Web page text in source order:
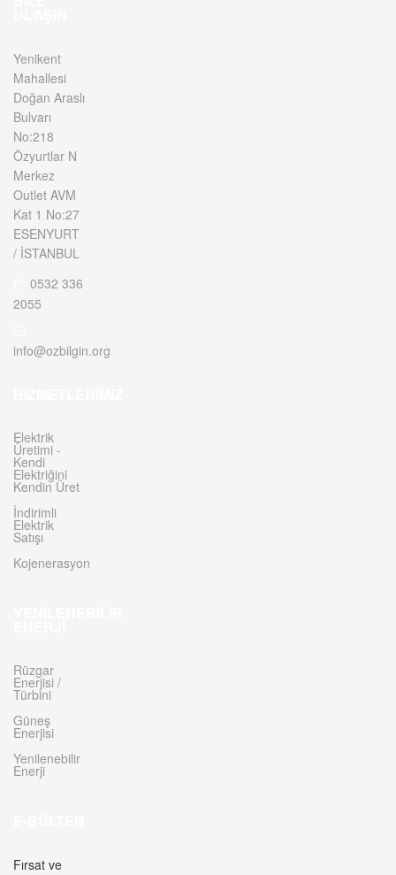
Yenikent
Mahallesi
Doğan Araslı
Bulvarı
No:218
Özyurtlar N
Merkez
Outlet AVM
Kat 1 No:27
ESENYURT
/ İSTANBUL
0532 336
2055
info@ozbilgin.org
Elektrik
Üretimi -
Kendi
Elektriğini
Kendin Üret
İndirimli
Elektrik
Satışı
Kojenerasyon
Rüzgar
Enerjisi /
Türbini
Güneş
Enerjisi
Yenilenebilir
Enerji
Fırsat ve